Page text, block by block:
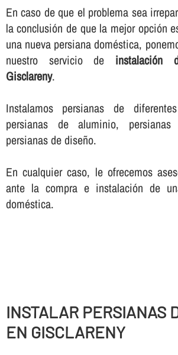
En caso de que el problema sea
la conclusión de que la mejor opción
una nueva persiana doméstica,
nuestro servicio de instalación
Gisclareny.
Instalamos persianas de
persianas de aluminio,
persianas de diseño.
En cualquier caso, le ofrecemos
ante la compra e instalación de
doméstica.
INSTALAR PERSIANAS
EN GISCLARENY